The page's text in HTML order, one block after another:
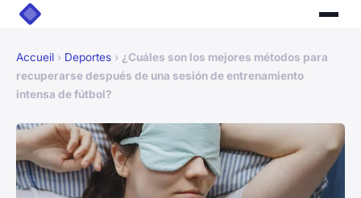
Accueil › Deportes › ¿Cuáles son los mejores métodos para
recuperarse después de una sesión de entrenamiento
intensa de fútbol?